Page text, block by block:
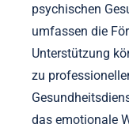
psychischen
umfassen die
Unterstützung
zu
das emotionale